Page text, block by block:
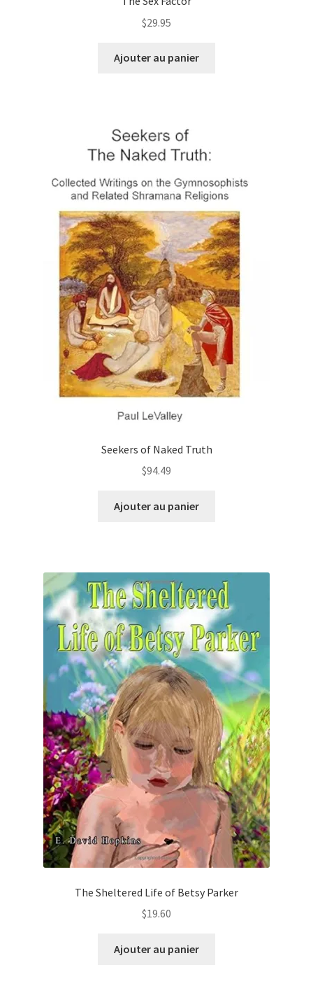
$29.95
Ajouter au panier
Seekers of Naked Truth
$94.49
Ajouter au panier
The Sheltered Life of Betsy Parker
$19.60
Ajouter au panier